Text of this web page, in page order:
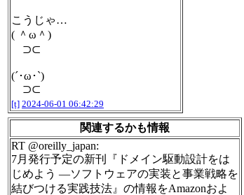
こうじゃ…
( ＾ω＾)
⊃⊂
(´･ω･`)
⊃⊂
[t] 2024-06-01 06:42:29
関連するかも情報
RT @oreilly_japan:
7月発行予定の新刊『ドメイン駆動設計をは
じめよう ―ソフトウェアの実装と事業戦略を
結びつける実践技法』の情報をAmazonおよ